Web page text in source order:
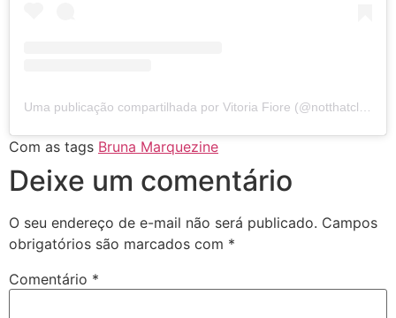
Uma publicação compartilhada por Vitoria Fiore (@notthatcliche)
Com as tags Bruna Marquezine
Deixe um comentário
O seu endereço de e-mail não será publicado. Campos
obrigatórios são marcados com *
Comentário *